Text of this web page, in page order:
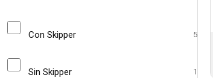
Con Skipper 5
Sin Skipper 1